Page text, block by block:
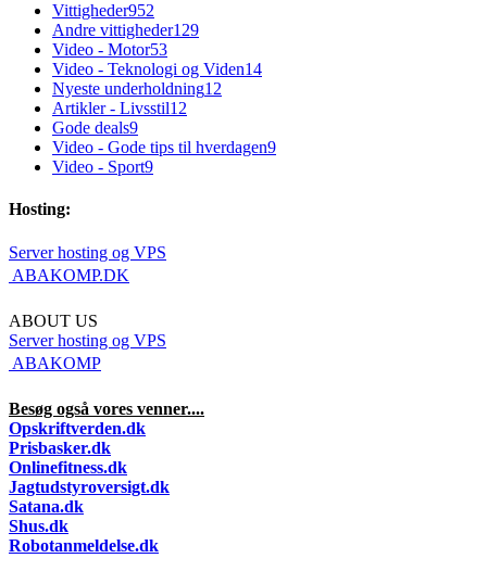
Vittigheder952
Andre vittigheder129
Video - Motor53
Video - Teknologi og Viden14
Nyeste underholdning12
Artikler - Livsstil12
Gode deals9
Video - Gode tips til hverdagen9
Video - Sport9
Hosting:
Server hosting og VPS
 ABAKOMP.DK
ABOUT US
Server hosting og VPS
 ABAKOMP
Besøg også vores venner....
Opskriftverden.dk
Prisbasker.dk
Onlinefitness.dk
Jagtudstyroversigt.dk
Satana.dk
Shus.dk
Robotanmeldelse.dk